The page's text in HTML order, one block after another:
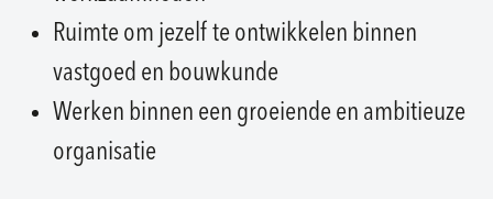
Ruimte om jezelf te ontwikkelen binnen
vastgoed en bouwkunde
Werken binnen een groeiende en ambitieuze
organisatie